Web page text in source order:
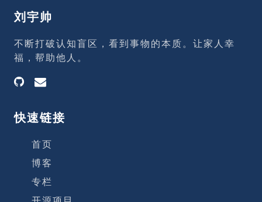
下。 因为&quot;没人提问题&quot;，有两
种可能：一种是真的没问题了，另一种是，
大家已经看不见问题了。 我估计，是后者。
浮在水面上的，是看得见的成绩 这半年，团
队是真的变样了。 Zeus、Zeus
刘宇帅
不断打破认知盲区，看到事物的本质。让家人幸
福，帮助他人。
快速链接
首页
博客
专栏